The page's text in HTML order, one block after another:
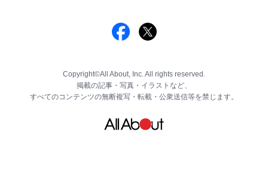
Copyright©All About, Inc. All rights reserved.
掲載の記事・写真・イラストなど、
すべてのコンテンツの無断複写・転載・公衆送信等を禁じます。